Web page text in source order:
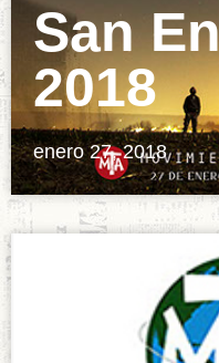
San
2018
enero 27, 2018